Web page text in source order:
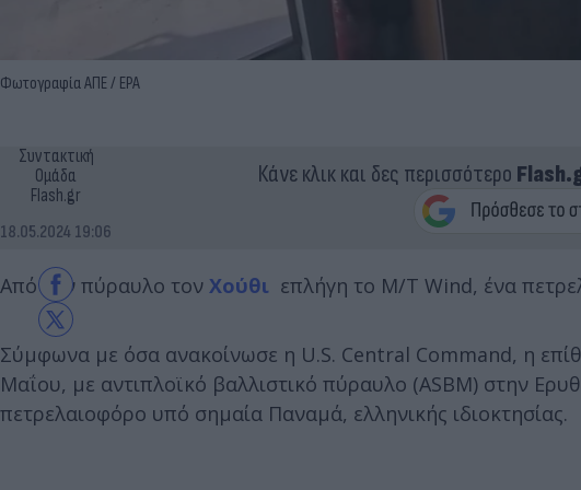
Φωτογραφία ΑΠΕ / EPA
Συντακτική
Ομάδα
Flash.gr
18.05.2024 19:06
Κάνε κλικ και δες περισσότερο
Από τον πύραυλο τον Χούθι επλήγη το M/T Wind, ένα
Σύμφωνα με όσα ανακοίνωσε η U.S. Central Command, η
Μαΐου, με αντιπλοϊκό βαλλιστικό πύραυλο (ASBM) στην
πετρελαιοφόρο υπό σημαία Παναμά, ελληνικής ιδιοκτησίας.